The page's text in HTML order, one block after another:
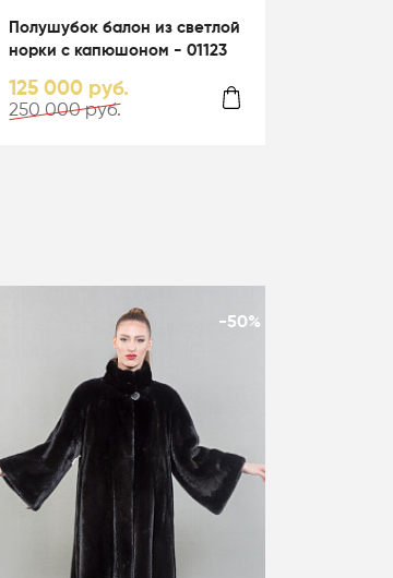
Полушубок балон из светлой
норки с капюшоном - 01123
125 000 руб.
250 000 руб.
-50%